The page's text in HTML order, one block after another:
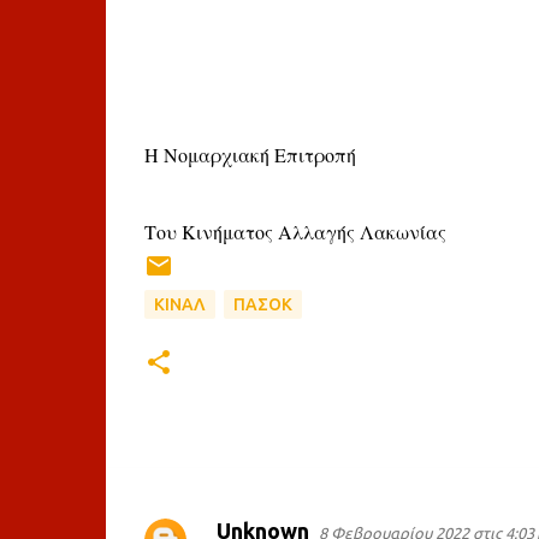
Η Νομαρχιακή Επιτροπή
Του Κινήματος Αλλαγής Λακωνίας
ΚΙΝΑΛ ΠΑΣΟΚ
Unknown 8 Φεβρουαρίου 2022 στις 4:03